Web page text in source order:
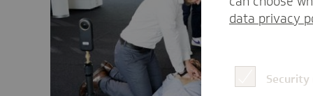
data privacy